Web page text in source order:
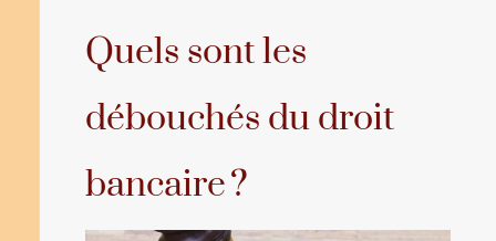
Quels sont les
débouchés du droit
bancaire ?